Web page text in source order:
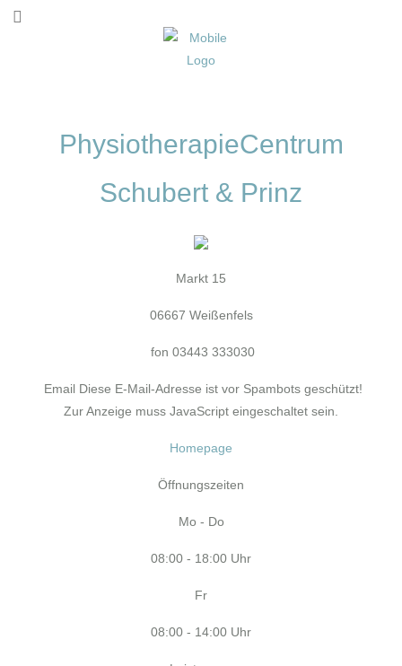
PhysiotherapieCentrum
Schubert & Prinz
Markt 15
06667 Weißenfels
fon 03443 333030
Email Diese E-Mail-Adresse ist vor Spambots geschützt!
Zur Anzeige muss JavaScript eingeschaltet sein.
Homepage
Öffnungszeiten
Mo - Do
08:00 - 18:00 Uhr
Fr
08:00 - 14:00 Uhr